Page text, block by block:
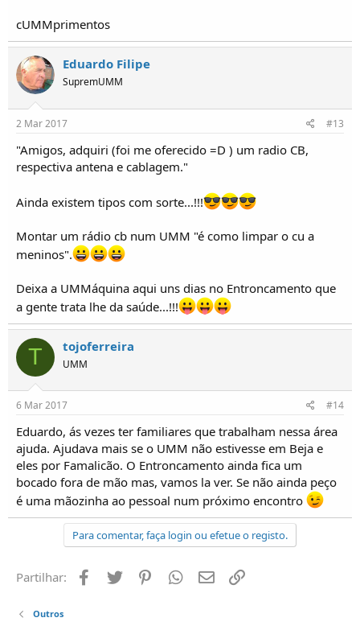
cUMMprimentos
Eduardo Filipe
SupremUMM
2 Mar 2017 #13
"Amigos, adquiri (foi me oferecido =D ) um radio CB,
respectiva antena e cablagem."
Ainda existem tipos com sorte...!!!
Montar um rádio cb num UMM "é como limpar o cu a
meninos".
Deixa a UMMáquina aqui uns dias no Entroncamento que
a gente trata lhe da saúde...!!!
T tojoferreira
UMM
6 Mar 2017 #14
Eduardo, ás vezes ter familiares que trabalham nessa área
ajuda. Ajudava mais se o UMM não estivesse em Beja e
eles por Famalicão. O Entroncamento ainda fica um
bocado fora de mão mas, vamos la ver. Se não ainda peço
é uma mãozinha ao pessoal num próximo encontro
Para comentar, faça login ou efetue o registo.
Partilhar: Facebook
Twitter PinterestWhatsapp
Email
Outros